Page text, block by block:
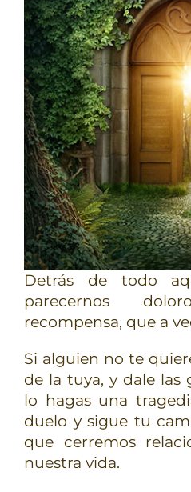
Detrás de todo
parecernos
recompensa, que a
Si alguien no te
de la tuya, y dale las
lo hagas una
duelo y sigue tu
que cerremos
nuestra vida.